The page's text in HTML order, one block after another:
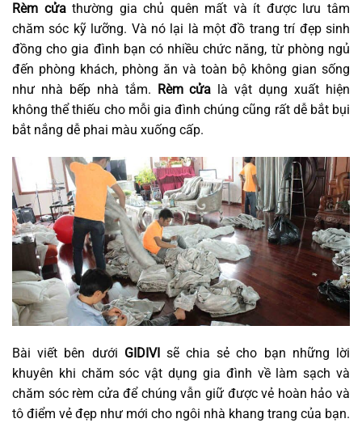
Rèm cửathường gia chủ quên mất và ít được lưu tâm
chăm sóc kỹ lưỡng. Và nó lại là một đồ trang trí đẹp sinh
đồng cho gia đình bạn có nhiều chức năng, từ phòng ngủ
đến phòng khách, phòng ăn và toàn bộ không gian sống
như nhà bếp nhà tắm. Rèm cửa là vật dụng xuất hiện
không thể thiếu cho mỗi gia đình chúng cũng rất dễ bắt bụi
bắt nắng dễ phai màu xuống cấp.
Bài viết bên dưới GIDIVIsẽ chia sẻ cho bạn những lời
khuyên khi chăm sóc vật dụng gia đình về làm sạch và
chăm sóc rèm cửa để chúng vẫn giữ được vẻ hoàn hảo và
tô điểm vẻ đẹp như mới cho ngôi nhà khang trang của bạn.